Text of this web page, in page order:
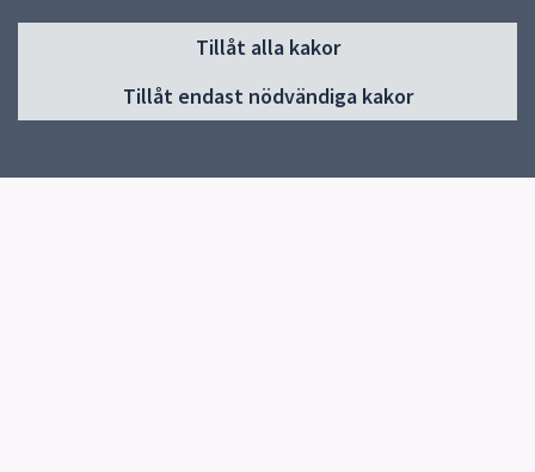
Tillåt alla kakor
Tillåt endast nödvändiga kakor
Sidfot
Gottsunda allaktivitetshus